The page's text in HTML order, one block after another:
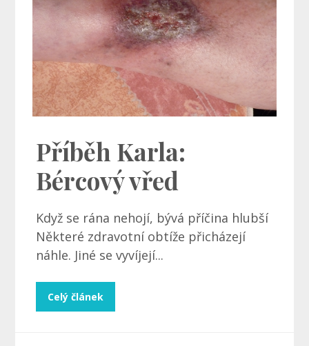
Příběh Karla:
Bércový vřed
Když se rána nehojí, bývá příčina hlubší
Některé zdravotní obtíže přicházejí
náhle. Jiné se vyvíjejí...
Celý článek